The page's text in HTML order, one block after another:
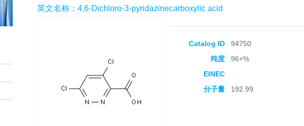
英文名称：4,6-Dichloro-3-pyridazinecarboxylic acid
Catalog ID 94750
纯度
96+%
EINEC
分子量 192.99